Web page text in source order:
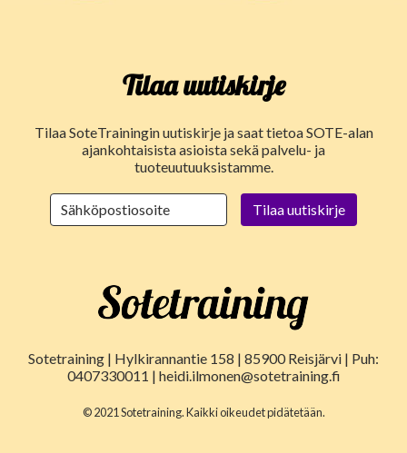
Tilaa uutiskirje
Tilaa SoteTrainingin uutiskirje ja saat tietoa SOTE-alan
ajankohtaisista asioista sekä palvelu- ja
tuoteuutuuksistamme.
Sotetraining | Hylkirannantie 158 | 85900 Reisjärvi | Puh:
0407330011 | heidi.ilmonen@sotetraining.fi
© 2021 Sotetraining. Kaikki oikeudet pidätetään.